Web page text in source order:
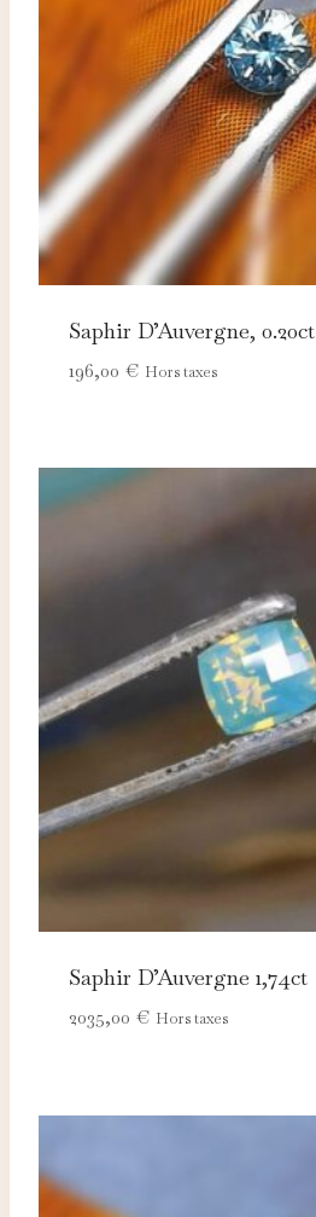
Saphir D’Auvergne, 0.20ct
196,00 € Hors taxes
Saphir D’Auvergne 1,74ct
2035,00 € Hors taxes
adaptées à vos centres d'intérêt.